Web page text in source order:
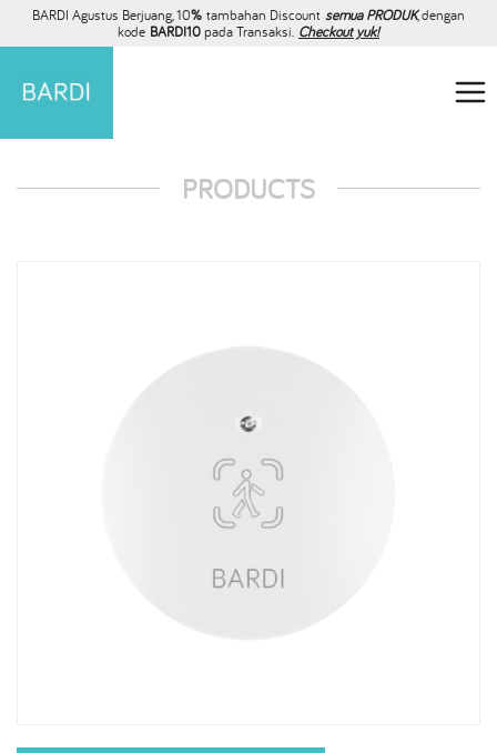
BARDI Agustus Berjuang, 10% tambahan Discount semua PRODUK, dengan
kode BARDI10pada Transaksi. Checkout yuk!
PRODUCTS